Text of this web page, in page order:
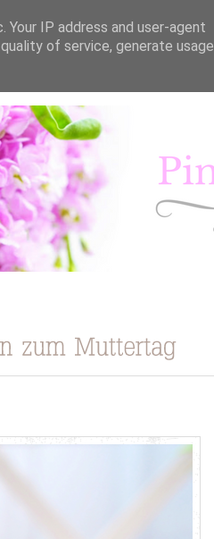
IP address and user-agent
of service, generate usage